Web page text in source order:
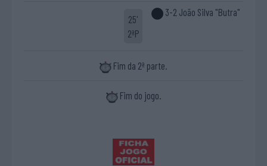
25'
2ªP
3-2 João Silva "Butra"
Fim da 2ª parte.
Fim do jogo.